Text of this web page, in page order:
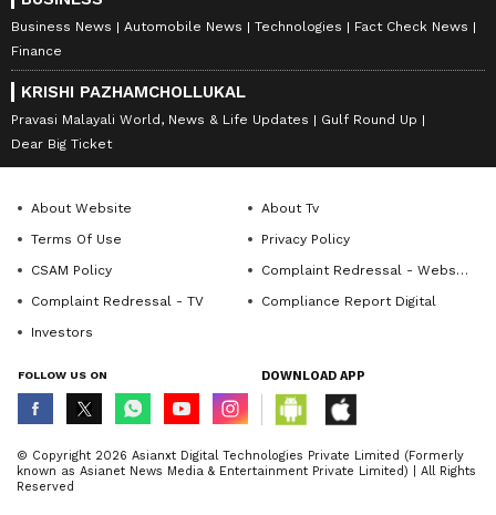
Business News Automobile News Technologies
Fact Check News
Finance
KRISHI PAZHAMCHOLLUKAL
Pravasi Malayali World, News & Life Updates
Gulf Round Up
Dear Big Ticket
About Website
About Tv
Terms Of Use
Privacy Policy
CSAM Policy
Complaint Redressal - Website
Complaint Redressal - TV
Compliance Report Digital
Investors
FOLLOW US ON DOWNLOAD APP
© Copyright 2026 Asianxt Digital Technologies Private Limited (Formerly
known as Asianet News Media & Entertainment Private Limited) | All Rights
Reserved